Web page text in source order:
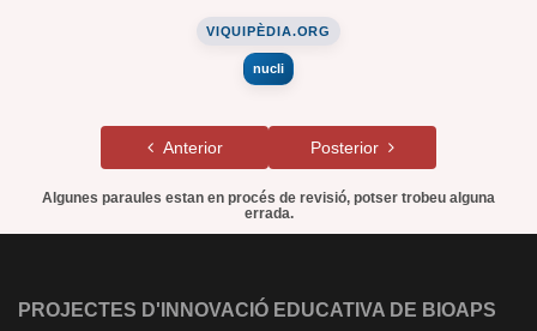
VIQUIPÈDIA.ORG
nucli
Anterior Posterior
Algunes paraules estan en procés de revisió, potser trobeu alguna
errada.
PROJECTES D'INNOVACIÓ EDUCATIVA DE BIOAPS